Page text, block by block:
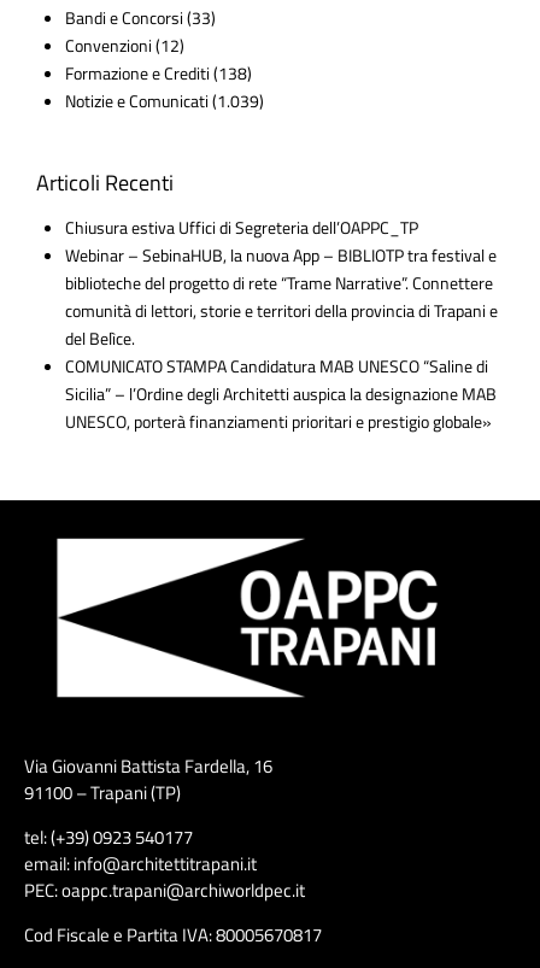
Bandi e Concorsi(33)
Convenzioni(12)
Formazione e Crediti(138)
Notizie e Comunicati(1.039)
Articoli Recenti
Chiusura estiva Uffici di Segreteria dell’OAPPC_TP
Webinar – SebinaHUB, la nuova App – BIBLIOTP tra festival e
biblioteche del progetto di rete “Trame Narrative”. Connettere
comunità di lettori, storie e territori della provincia di Trapani e
del Belìce.
COMUNICATO STAMPA Candidatura MAB UNESCO “Saline di
Sicilia” – l’Ordine degli Architetti auspica la designazione MAB
UNESCO, porterà finanziamenti prioritari e prestigio globale»
Via Giovanni Battista Fardella, 16
91100 – Trapani (TP)
tel: (+39) 0923 540177
email: info@architettitrapani.it
PEC: oappc.trapani@archiworldpec.it
Cod Fiscale e Partita IVA: 80005670817